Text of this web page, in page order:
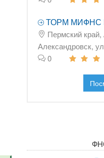
ТОРМ МИФНС
Пермский край,
Александровск,
0